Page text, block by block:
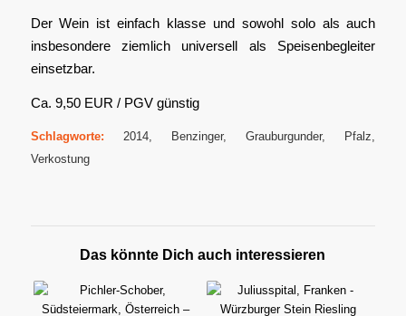
Der Wein ist einfach klasse und sowohl solo als auch
insbesondere ziemlich universell als Speisenbegleiter
einsetzbar.
Ca. 9,50 EUR / PGV günstig
Schlagworte: 2014, Benzinger,Grauburgunder, Pfalz,
Verkostung
Das könnte Dich auch interessieren